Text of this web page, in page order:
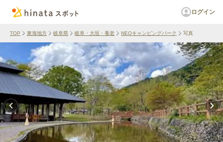
ログイン
TOP 東海地方 岐阜県 岐阜・大垣・養老 NEOキャンピングパーク 写真